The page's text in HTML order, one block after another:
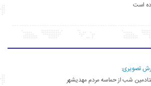
است
تصویری:
شب از حماسه مردم مهدیشهر